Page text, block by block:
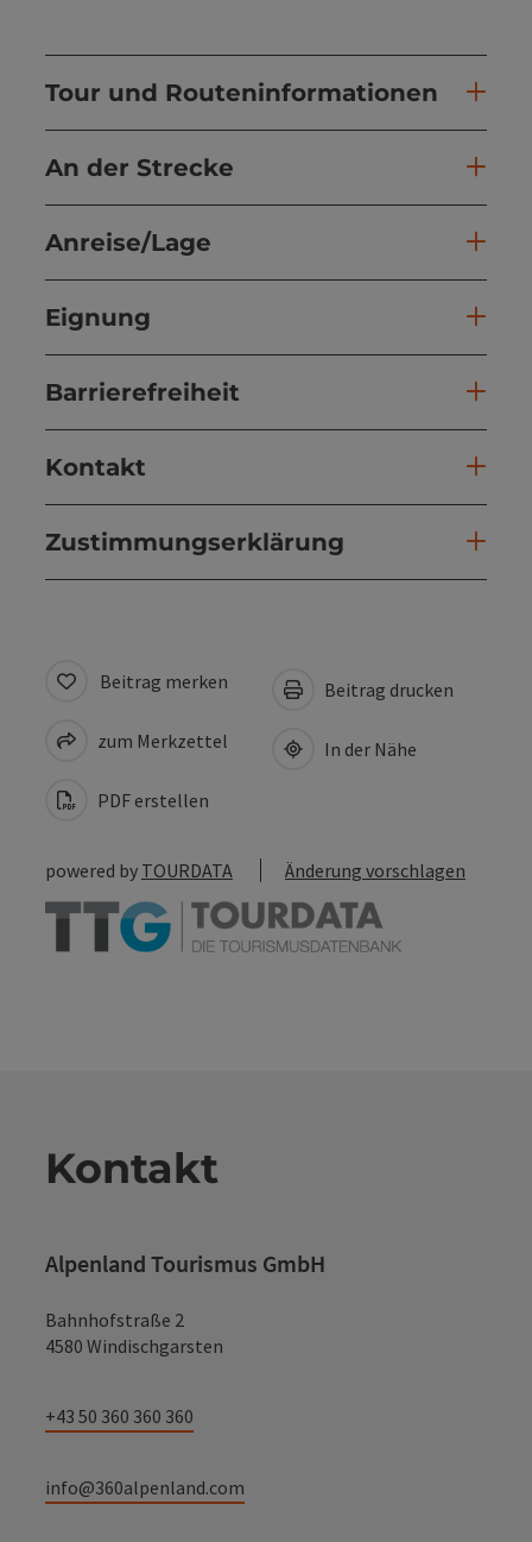
Tour und Routeninformationen
An der Strecke
Anreise/Lage
Eignung
Barrierefreiheit
Kontakt
Zustimmungserklärung
Beitrag merken
zum Merkzettel
PDF erstellen
Beitrag drucken
In der Nähe
powered by TOURDATA Änderung vorschlagen
Kontakt
Alpenland Tourismus GmbH
Bahnhofstraße 2
4580 Windischgarsten
+43 50 360 360 360
info@360alpenland.com